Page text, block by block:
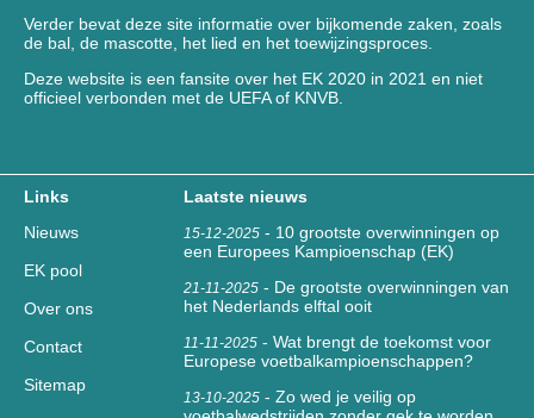
Verder bevat deze site informatie over bijkomende zaken, zoals
de bal, de mascotte, het lied en het toewijzingsproces.
Deze website is een fansite over het EK 2020 in 2021 en niet
officieel verbonden met de UEFA of KNVB.
Links
Nieuws
EK pool
Over ons
Contact
Sitemap
Laatste nieuws
15-12-2025 - 10 grootste overwinningen op
een Europees Kampioenschap (EK)
21-11-2025 - De grootste overwinningen van
het Nederlands elftal ooit
11-11-2025 -Wat brengt de toekomst voor
Europese voetbalkampioenschappen?
13-10-2025 -Zo wed je veilig op